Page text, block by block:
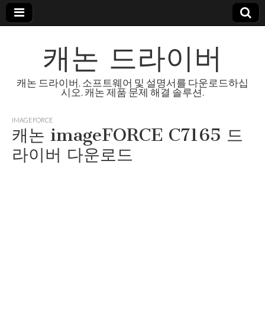
캐논 드라이버
캐논 드라이버, 소프트웨어 및 설명서를 다운로드하십
시오. 캐논 제품 문제 해결 솔루션.
IMAGEFORCE
캐논 imageFORCE C7165 드
라이버 다운로드